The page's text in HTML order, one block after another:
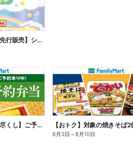
【ファミマオンライン先行販売】シルバニアファミリー
【旨さ格別、こだわり尽くし】ご予約弁当
8月3日 ～8月10日